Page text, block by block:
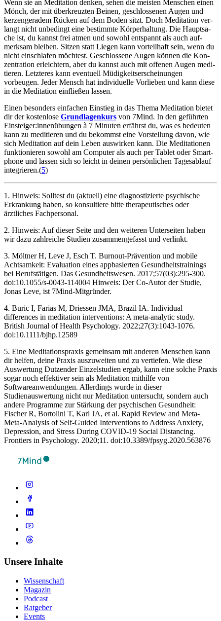
Wenn sie an Medi­ta­tion denken, sehen die meis­ten Men­schen einen
Mönch, der mit über­kreuz­ten Beinen, geschlos­se­nen Augen und
ker­zen­ge­ra­dem Rücken auf dem Boden sitzt. Doch Medi­ta­tion ver­
langt nicht unbedingt eine bestimmte Kör­per­hal­tung. Die Haupt­sa­
che ist, du kannst frei atmen und sowohl ent­spannt als auch auf­
merk­sam blei­ben. Sitzen statt Liegen kann vorteilhaft sein, wenn du
nicht einschlafen möchtest. Geschlos­sene Augen können die Kon­
zen­tra­tion erleichtern, aber du kannst auch mit offe­nen Augen medi­
tie­ren. Letzteres kann eventuell Müdigkeitserscheinungen
vorbeugen. Jeder Mensch hat indi­vi­du­elle Vor­lie­ben und kann diese
in die Medi­ta­tion ein­flie­ßen lassen.
Einen beson­ders ein­fa­chen Ein­stieg in das Thema Medi­ta­tion bietet
dir der kos­ten­lose Grund­la­gen­kurs von 7Mind. In den geführ­ten
Ein­stei­ger:innen­übun­gen à 7 Minu­ten erfährst du, was es bedeu­ten
kann zu medi­tie­ren und du bekommst eine Vor­stel­lung davon, wie
sich Medi­ta­tion auf dein Leben aus­wir­ken kann. Die Medi­ta­tio­nen
funk­tio­nie­ren sowohl am Computer als auch per Tablet oder Smart­
phone und lassen sich so leicht in deinen persönlichen Tagesablauf
integrieren.(5)
1. Hinweis: Solltest du (aktuell) eine diagnostizierte psychische
Erkrankung haben, so konsultiere bitte therapeutisches oder
ärztliches Fachpersonal.
2. Hinweis: Auf dieser Seite und den weiteren Unterseiten haben
wir dazu zahlreiche Studien zusammengefasst und verlinkt.
3. Möltner H, Leve J, Esch T. Burnout-Prävention und mobile
Achtsamkeit: Evaluation eines appbasierten Gesundheitstrainings
bei Berufstätigen. Das Gesundheitswesen. 2017;57(03):295-300.
doi:10.1055/s-0043-114004 Hinweis: Der Co-Autor der Studie,
Jonas Leve, ist 7Mind-Mitgründer.
4. Buric I, Farias M, Driessen JMA, Brazil IA. Individual
differences in meditation interventions: A meta‐analytic study.
British Journal of Health Psychology. 2022;27(3):1043-1076.
doi:10.1111/bjhp.12589
5. Eine Meditationspraxis gemeinsam mit anderen Menschen kann
dir helfen, deine Praxis auszuweiten und zu vertiefen. Wie diese
Auswertung Dutzender Einzelstudien ergab, kann eine solche Praxis
sogar noch effektiver sein als Meditation mithilfe von
Softwareanwendungen. Allerdings wurde in dieser
Studienauswertung nicht nur Meditation untersucht, sondern auch
andere Programme zur Stärkung der psychischen Gesundheit:
Fischer R, Bortolini T, Karl JA, et al. Rapid Review and Meta-
Meta-Analysis of Self-Guided Interventions to Address Anxiety,
Depression, and Stress During COVID-19 Social Distancing.
Frontiers in Psychology. 2020;11. doi:10.3389/fpsyg.2020.563876
Unsere Inhalte
Wissenschaft
Magazin
Podcast
Ratgeber
Events